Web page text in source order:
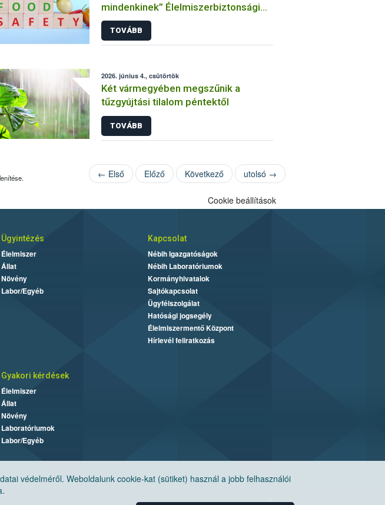
mindenkinek” Élelmiszerbiztonsági
Világnap 2026
TOVÁBB
2026. június 4., csütörtök
Két vármegyében megszűnik a
tűzgyújtási tilalom péntektől
TOVÁBB
← Első Előző Következő utolsó →
védelméről. Weboldalunk cookie-kat (sütiket) használ a jobb felhasználói
Cookie beállítások
Ügyintézés
Élelmiszer
Állat
Növény
Labor/Egyéb
Kapcsolat
Nébih Igazgatóságok
Nébih Laboratóriumok
Kormányhivatalok
Sajtókapcsolat
Ügyfélszolgálat
Hatósági jogsegély
Élelmiszermentő Központ
Hírlevél feliratkozás
Gyakori kérdések
Élelmiszer
Állat
Növény
Laboratóriumok
Labor/Egyéb